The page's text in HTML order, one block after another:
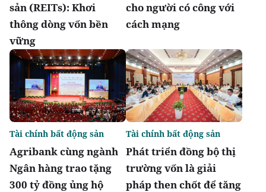
sản (REITs): Khơi
thông dòng vốn bền
vững
cho người có công với
cách mạng
Agribank cùng ngành
Ngân hàng trao tặng
300 tỷ đồng ủng hộ
Tài chính bất động sản
Phát triển đồng bộ thị
trường vốn là giải
pháp then chốt để tăng
Tài chính bất động sản